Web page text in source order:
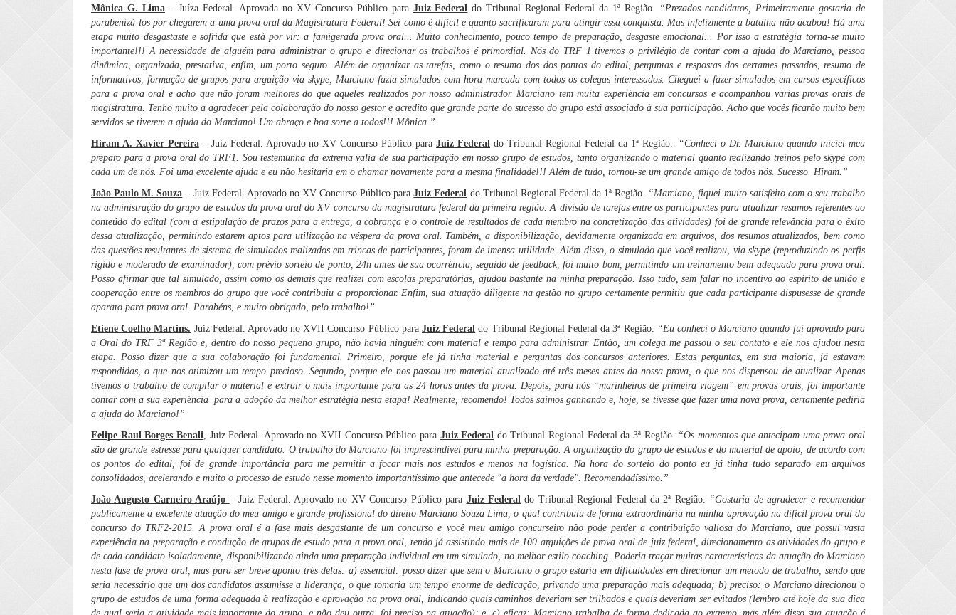
Mônica G. Lima– Juíza Federal. Aprovada no XV Concurso Público para Juiz Federal do Tribunal Regional Federal da 1ª Região. “Prezados candidatos, Primeiramente gostaria de
parabenizá-los por chegarem a uma prova oral da Magistratura Federal! Sei como é difícil e quanto sacrificaram para atingir essa conquista. Mas infelizmente a batalha não acabou! Há uma
etapa muito desgastaste e sofrida que está por vir: a famigerada prova oral... Muito conhecimento, pouco tempo de preparação, desgaste emocional... Por isso a estratégia torna-se muito
importante!!! A necessidade de alguém para administrar o grupo e direcionar os trabalhos é primordial. Nós do TRF 1 tivemos o privilégio de contar com a ajuda do Marciano, pessoa
dinâmica, organizada, prestativa, enfim, um porto seguro. Além de organizar as tarefas, como o resumo dos dos pontos do edital, perguntas e respostas dos certames passados, resumo de
informativos, formação de grupos para arguição via skype, Marciano fazia simulados com hora marcada com todos os colegas interessados. Cheguei a fazer simulados em cursos específicos
para a prova oral e acho que não foram melhores do que aqueles realizados por nosso administrador. Marciano tem muita experiência em concursos e acompanhou várias provas orais de
magistratura. Tenho muito a agradecer pela colaboração do nosso gestor e acredito que grande parte do sucesso do grupo está associado à sua participação. Acho que vocês ficarão muito bem
servidos se tiverem a ajuda do Marciano! Um abraço e boa sorte a todos!!! Mônica.”
Hiram A. Xavier Pereira– Juiz Federal. Aprovado no XV Concurso Público paraJuiz Federal do Tribunal Regional Federal da 1ª Região.. “Conheci o Dr. Marciano quando iniciei meu
preparo para a prova oral do TRF1. Sou testemunha da extrema valia de sua participação em nosso grupo de estudos, tanto organizando o material quanto realizando treinos pelo skype com
cada um de nós. Foi uma excelente ajuda e eu não hesitaria em o chamar novamente para a mesma finalidade!!! Além de tudo, tornou-se um grande amigo de todos nós. Sucesso. Hiram.”
João Paulo M. Souza – Juiz Federal. Aprovado no XV Concurso Público paraJuiz Federal do Tribunal Regional Federal da 1ª Região. “Marciano, fiquei muito satisfeito com o seu trabalho
na administração do grupo de estudos da prova oral do XV concurso da magistratura federal da primeira região. A divisão de tarefas entre os participantes para atualizar resumos referentes ao
conteúdo do edital (com a estipulação de prazos para a entrega, a cobrança e o controle de resultados de cada membro na concretização das atividades) foi de grande relevância para o êxito
dessa atualização, permitindo estarem aptos para utilização na véspera da prova oral. Também, a disponibilização, devidamente organizada em arquivos, dos resumos atualizados, bem como
das questões resultantes de sistema de simulados realizados em trincas de participantes, foram de imensa utilidade. Além disso, o simulado que você realizou, via skype (reproduzindo os perfis
rígido e moderado de examinador), com prévio sorteio de ponto, 24h antes de sua ocorrência, seguido de feedback, foi muito bom, permitindo um treinamento bem adequado para prova oral.
Posso afirmar que tal simulado, assim como os demais que realizei com escolas preparatórias, ajudou bastante na minha preparação. Isso tudo, sem falar no incentivo ao espírito de união e
cooperação entre os membros do grupo que você contribuiu a proporcionar. Enfim, sua atuação diligente na gestão no grupo certamente permitiu que cada participante dispusesse de grande
aparato para prova oral. Parabéns, e muito obrigado, pelo trabalho!”
Etiene Coelho Martins. Juiz Federal. Aprovado no XVII Concurso Público paraJuiz Federal do Tribunal Regional Federal da 3ª Região. “Eu conheci o Marciano quando fui aprovado para
a Oral do TRF 3ª Região e, dentro do nosso pequeno grupo, não havia ninguém com material e tempo para administrar. Então, um colega me passou o seu contato e ele nos ajudou nesta
etapa. Posso dizer que a sua colaboração foi fundamental. Primeiro, porque ele já tinha material e perguntas dos concursos anteriores. Estas perguntas, em sua maioria, já estavam
respondidas, o que nos otimizou um tempo precioso. Segundo, porque ele nos passou um material atualizado até três meses antes da nossa prova, o que nos dispensou de atualizar. Apenas
tivemos o trabalho de compilar o material e extrair o mais importante para as 24 horas antes da prova. Depois, para nós “marinheiros de primeira viagem” em provas orais, foi importante
contar com a sua experiência para a adoção da melhor estratégia nesta etapa! Realmente, recomendo! Todos saímos ganhando e, hoje, se tivesse que fazer uma nova prova, certamente pediria
a ajuda do Marciano!”
Felipe Raul Borges Benali, Juiz Federal. Aprovado no XVII Concurso Público para Juiz Federal do Tribunal Regional Federal da 3ª Região. “Os momentos que antecipam uma prova oral
são de grande estresse para qualquer candidato. O trabalho do Marciano foi imprescindível para minha preparação. A organização do grupo de estudos e do material de apoio, de acordo com
os pontos do edital, foi de grande importância para me permitir a focar mais nos estudos e menos na logística. Na hora do sorteio do ponto eu já tinha tudo separado em arquivos
consolidados, acelerando e muito o processo de estudo nesse momento importantíssimo que antecede "a hora da verdade". Recomendadíssimo.”
João Augusto Carneiro Araújo – Juiz Federal. Aprovado no XV Concurso Público para Juiz Federaldo Tribunal Regional Federal da 2ª Região. “Gostaria de agradecer e recomendar
publicamente a excelente atuação do meu amigo e grande profissional do direito Marciano Souza Lima, o qual contribuiu de forma extraordinária na minha aprovação na difícil prova oral do
concurso do TRF2-2015. A prova oral é a fase mais desgastante de um concurso e você meu amigo concurseiro não pode perder a contribuição valiosa do Marciano, que possui vasta
experiência na preparação e condução de grupos de estudo para a prova oral, tendo já assistindo mais de 100 arguições de prova oral de juiz federal, direcionamento as atividades do grupo e
de cada candidato isoladamente, disponibilizando ainda uma preparação individual em um simulado, no melhor estilo coaching. Poderia traçar muitas características da atuação do Marciano
nesta fase de prova oral, mas para ser breve aponto três delas: a) essencial: posso dizer que sem o Marciano o grupo estaria em dificuldades em direcionar um método de trabalho, sendo que
seria necessário que um dos candidatos assumisse a liderança, o que tomaria um tempo enorme de dedicação, privando uma preparação mais adequada; b) preciso: o Marciano direcionou o
grupo de estudos de uma forma adequada à realização e aprovação na prova oral, indicando quais caminhos deveriam ser trilhados e quais deveriam ser evitados (lembro até hoje da sua dica